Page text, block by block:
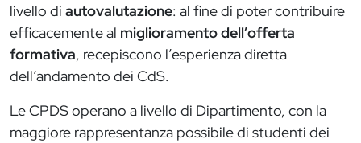
livello di autovalutazione: al fine di poter contribuire
efficacemente al miglioramento dell’offerta
formativa, recepiscono l’esperienza diretta
dell’andamento dei CdS.
Le CPDS operano a livello di Dipartimento, con la
maggiore rappresentanza possibile di studenti dei